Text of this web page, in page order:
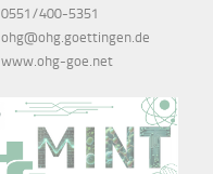
0551/400-5351
ohg@ohg.goettingen.de
www.ohg-goe.net